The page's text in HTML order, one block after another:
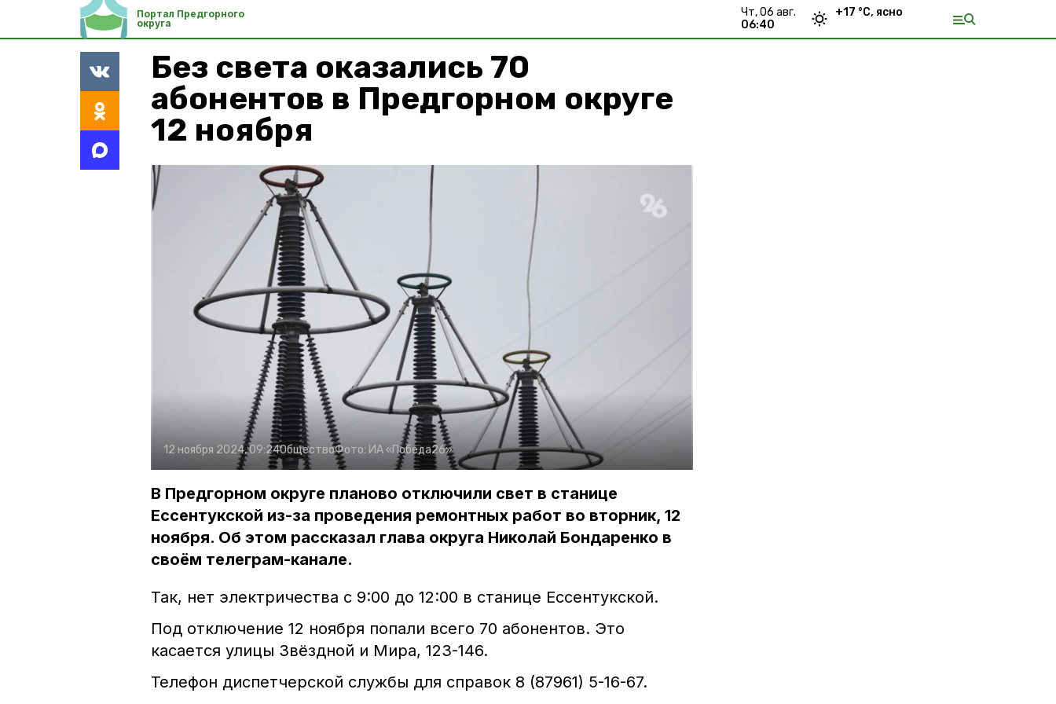
Портал Предгорного
округа
чт, 06 авг.
06:40
+17 °С, ясно
Без света оказались 70
абонентов в Предгорном округе
12 ноября
12 ноября 2024, 09:24ОбществоФото: ИА «Победа26»
В Предгорном округе планово отключили свет в станице
Ессентукской из-за проведения ремонтных работ во вторник, 12
ноября. Об этом рассказал глава округа Николай Бондаренко в
своём телеграм-канале.
Так, нет электричества с 9:00 до 12:00 в станице Ессентукской.
Под отключение 12 ноября попали всего 70 абонентов. Это
касается улицы Звёздной и Мира, 123-146.
Телефон диспетчерской службы для справок 8 (87961) 5-16-67.